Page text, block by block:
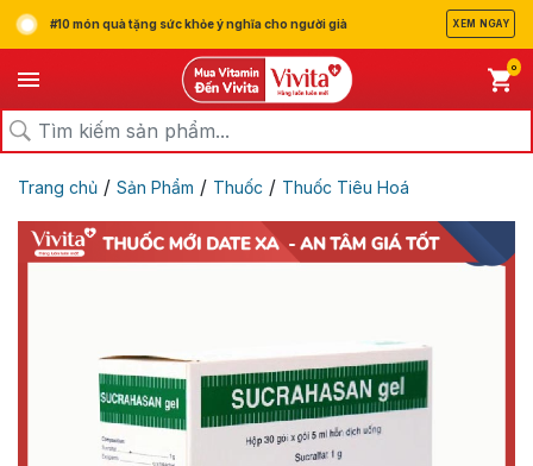
#10 món quà tặng sức khỏe ý nghĩa cho người già XEM NGAY
0
Trang chủ / Sản Phẩm / Thuốc / Thuốc Tiêu Hoá